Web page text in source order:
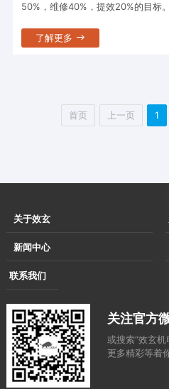
50%，维修40%，提效20%的目标。
了解更多
首页 上一页 1
关于效玄
企业简介
发展历程
资质荣誉
新闻中心
企业动态
联系我们
电子地图
关注官方
或搜索“效玄机
更多精彩等着